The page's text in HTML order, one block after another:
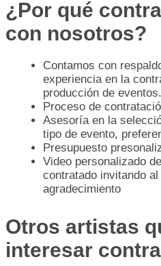
¿Por qué
con nosotros?
Contamos con
experiencia en la
producción de eventos.
Proceso de
Asesoría en la
tipo de evento,
Presupuesto
Video personalizado
contratado invitando
agradecimiento
Otros artistas
interesar